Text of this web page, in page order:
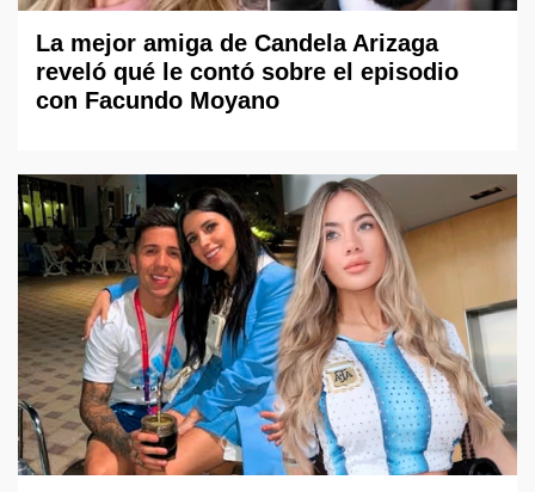
La mejor amiga de Candela Arizaga
reveló qué le contó sobre el episodio
con Facundo Moyano